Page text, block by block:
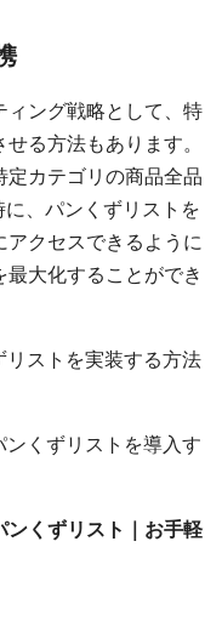
ィング戦略として、特
る方法もあります。
カテゴリの商品全品
、パンくずリストを
クセスできるように
大化することができ
ストを実装する方法
くずリストを導入す
ンくずリスト｜お手軽